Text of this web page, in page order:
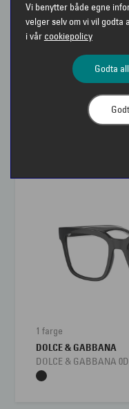
Vis bare
Sorter etter Anbefalt
damebriller er
klassiske
trendene. For
personligheten
best. Kom gjerne
– kan hende
1 farge
DOLCE & GABBANA
DOLCE & GABBANA
Vi benytter både egne
velger selv om vi vil godta
i vår cookiepolicy
Godta